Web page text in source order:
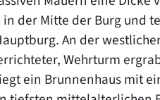
der Mitte der Burg und
An der
Wehrturm
ein Brunnenhaus mit